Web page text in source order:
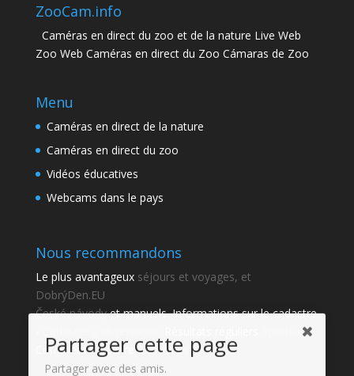
ZooCam.info
Caméras en direct du zoo et de la nature Live Web
Zoo Web Caméras en direct du Zoo Cámaras de Zoo
Menu
Caméras en direct de la nature
Caméras en direct du zoo
Vidéos éducatives
Webcams dans le pays
Nous recommandons
Le plus avantageux séjours et voyages, et
DobrýDen.EU
Českénávodyet manuels. Informations sur le cadastre
Comment s'inscrire àrecettes ?
Partager cette page
Partager avec des amis.